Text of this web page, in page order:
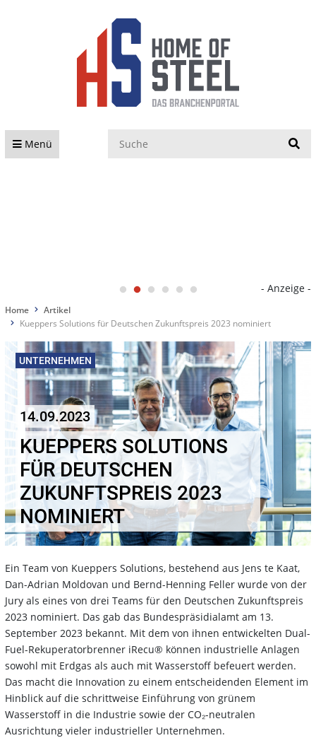
Menü
- Anzeige -
Home
Artikel
Kueppers Solutions für Deutschen Zukunftspreis 2023 nominiert
UNTERNEHMEN
14.09.2023
KUEPPERS SOLUTIONS
FÜR DEUTSCHEN
ZUKUNFTSPREIS 2023
NOMINIERT
Ein Team von Kueppers Solutions, bestehend aus Jens te Kaat,
Dan-Adrian Moldovan und Bernd-Henning Feller wurde von der
Jury als eines von drei Teams für den Deutschen Zukunftspreis
2023 nominiert. Das gab das Bundespräsidialamt am 13.
September 2023 bekannt. Mit dem von ihnen entwickelten Dual-
Fuel-Rekuperatorbrenner iRecu® können industrielle Anlagen
sowohl mit Erdgas als auch mit Wasserstoff befeuert werden.
Das macht die Innovation zu einem entscheidenden Element im
Hinblick auf die schrittweise Einführung von grünem
Wasserstoff in die Industrie sowie der CO₂-neutralen
Ausrichtung vieler industrieller Unternehmen.